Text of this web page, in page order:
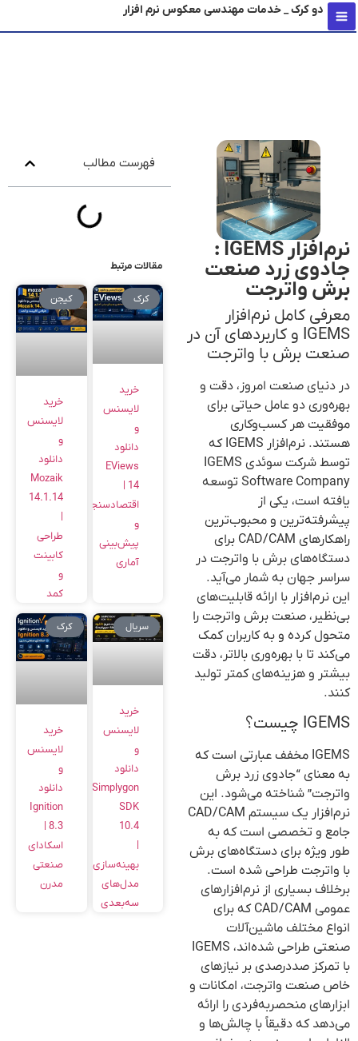
دو کرک _ خدمات مهندسی معکوس نرم افزار
نرم‌افزار IGEMS :
جادوی زرد صنعت
برش واترجت
معرفی کامل نرم‌افزار
IGEMS و کاربردهای آن در
صنعت برش با واترجت
در دنیای صنعت امروز، دقت و
بهره‌وری دو عامل حیاتی برای
موفقیت هر کسب‌وکاری
هستند. نرم‌افزار IGEMS که
توسط شرکت سوئدی IGEMS
Software Company توسعه
یافته است، یکی از
پیشرفته‌ترین و محبوب‌ترین
راهکارهای CAD/CAM برای
دستگاه‌های برش با واترجت در
سراسر جهان به شمار می‌آید.
این نرم‌افزار با ارائه قابلیت‌های
بی‌نظیر، صنعت برش واترجت را
متحول کرده و به کاربران کمک
می‌کند تا با بهره‌وری بالاتر، دقت
بیشتر و هزینه‌های کمتر تولید
کنند.
IGEMS چیست؟
IGEMS مخفف عبارتی است که
به معنای “جادوی زرد برش
واترجت” شناخته می‌شود. این
نرم‌افزار یک سیستم CAD/CAM
جامع و تخصصی است که به
طور ویژه برای دستگاه‌های برش
با واترجت طراحی شده است.
برخلاف بسیاری از نرم‌افزارهای
عمومی CAD/CAM که برای
انواع مختلف ماشین‌آلات
صنعتی طراحی شده‌اند، IGEMS
با تمرکز صددرصدی بر نیازهای
خاص صنعت واترجت، امکانات و
ابزارهای منحصربه‌فردی را ارائه
می‌دهد که دقیقاً با چالش‌ها و
فهرست مطالب
مقالات مرتبط
کرک
خرید
لایسنس
و
دانلود
EViews
اقتصادسنجی
و
پیش‌بینی
آماری
کیجن
خرید
لایسنس
و
دانلود
Mozaik
14.1.14
طراحی
کابینت
و
کمد
سریال
خرید
لایسنس
و
دانلود
Simplygon
SDK
10.4
بهینه‌سازی
مدل‌های
سه‌بعدی
کرک
خرید
لایسنس
و
دانلود
Ignition
اسکادای
صنعتی
مدرن